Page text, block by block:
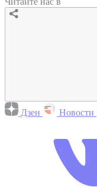
Дзен Новости